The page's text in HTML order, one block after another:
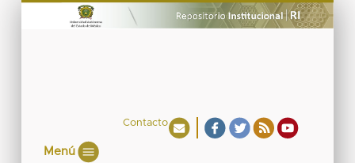
Contacto
Menú